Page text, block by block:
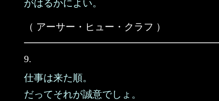
がはるかによい。
（ アーサー・ヒュー・クラフ ）
9.
仕事は来た順。
だってそれが誠意でしょ。